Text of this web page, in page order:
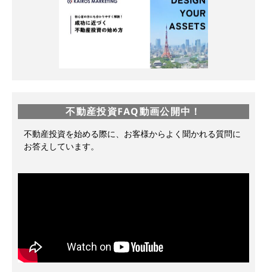
不動産投資FAQ動画公開中！
不動産投資を始める際に、お客様からよく聞かれる質問に
お答えしています。